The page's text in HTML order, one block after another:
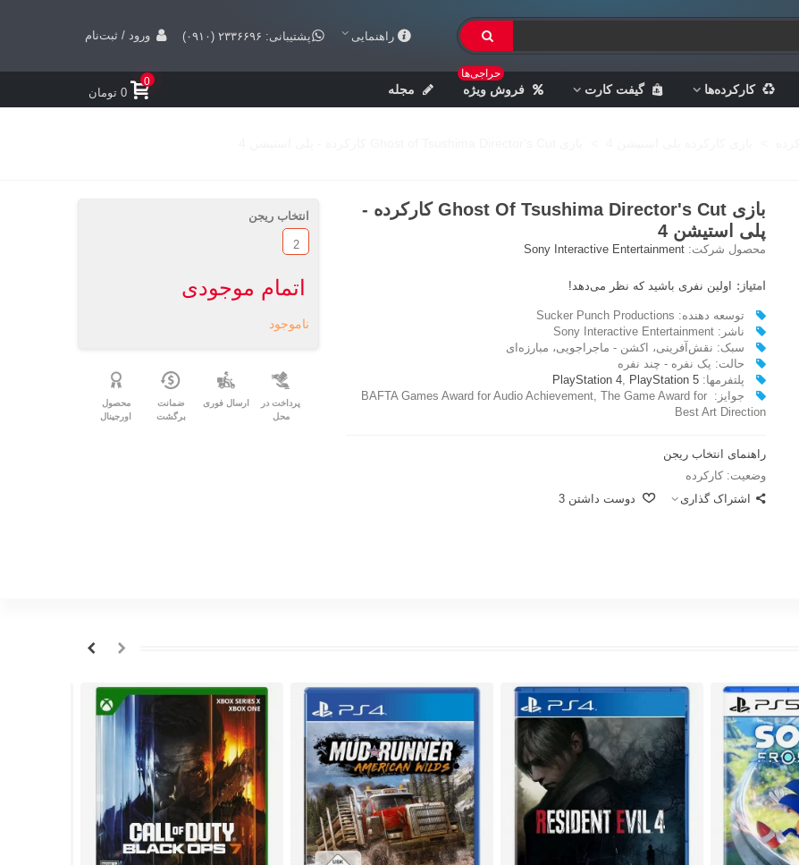
راهنمایی پشتیبانی: ۲۳۳۶۶۹۶ (۰۹۱۰) ورود / ثبت‌نام
کارکرده‌ها گیفت کارت فروش ویژه
حراجی‌ها
مجله
0
0 تومان
بازی Ghost Of Tsushima Director's Cut کارکرده -
پلی استیشن 4
محصول شرکت: Sony Interactive Entertainment
امتیاز: اولین نفری باشید که نظر می‌دهد!
توسعه دهنده: Sucker Punch Productions
ناشر: Sony Interactive Entertainment
سبک: نقش‌آفرینی، اکشن - ماجراجویی، مبارزه‌ای
حالت: یک نفره - چند نفره
پلتفرمها:
PlayStation 4
PlayStation 5
جوایز: BAFTA Games Award for Audio Achievement, The Game Award for
Best Art Direction
راهنمای انتخاب ریجن
وضعیت: کارکرده
اشتراک گذاری
دوست داشتن 3
انتخاب ریجن
2
اتمام موجودی
ناموجود
پرداخت در
محل
ارسال فوری
ضمانت
برگشت
محصول
اورجینال